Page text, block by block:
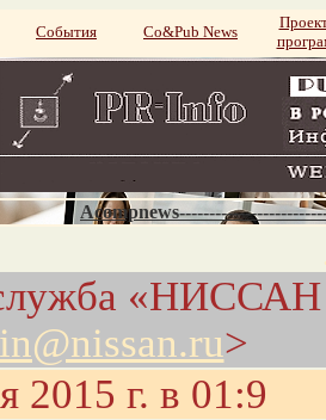
События Со&Pub News
«НИССАН
>
2015 г. в 01:9